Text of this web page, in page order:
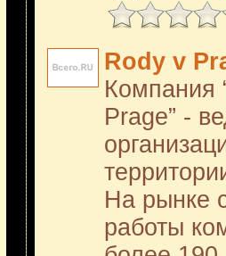
Rody v
Компания
Prage” -
На рынке
работы